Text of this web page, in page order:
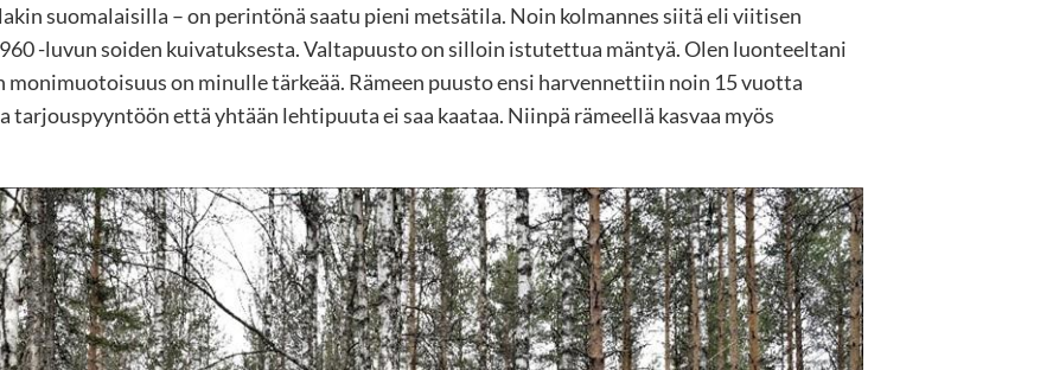
suomalaisilla – on perintönä saatu pieni metsätila. Noin kolmannes siitä eli viitisen
-luvun soiden kuivatuksesta. Valtapuusto on silloin istutettua mäntyä. Olen luonteeltani
on minulle tärkeää. Rämeen puusto ensi harvennettiin noin 15 vuotta
että yhtään lehtipuuta ei saa kaataa. Niinpä rämeellä kasvaa myös